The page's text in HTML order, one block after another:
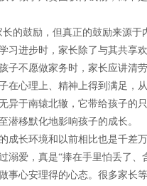
鼓励，但真正的鼓励来源于
习进步时，家长除了与其共享
子不愿做家务时，家长应讲清
在心理上、精神上得到满足，
异于南辕北辙，它带给孩子的
潜移默化地影响孩子的成长。
长环境和以前相比也是千差
溺爱，真是“捧在手里怕丢了
事心安理得的心态。很多家长